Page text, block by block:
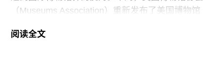
（Museums Association）重新发布了美国博物馆
月20日发表的一份声明，强烈谴责针对美国“国家
阅读全文